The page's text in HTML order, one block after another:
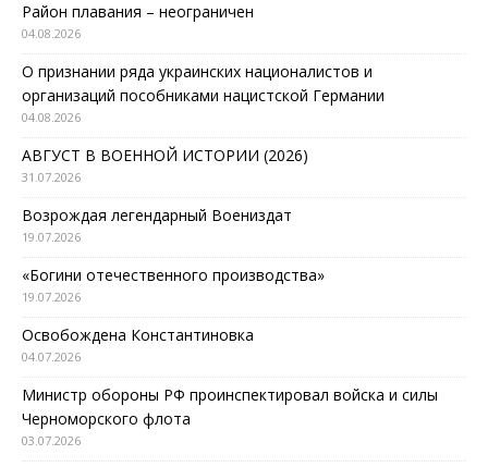
Район плавания – неограничен
04.08.2026
О признании ряда украинских националистов и
организаций пособниками нацистской Германии
04.08.2026
АВГУСТ В ВОЕННОЙ ИСТОРИИ (2026)
31.07.2026
Возрождая легендарный Воениздат
19.07.2026
«Богини отечественного производства»
19.07.2026
Освобождена Константиновка
04.07.2026
Министр обороны РФ проинспектировал войска и силы
Черноморского флота
03.07.2026